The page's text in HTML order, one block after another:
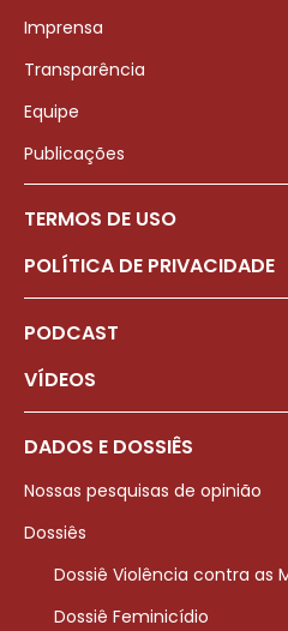
Imprensa
Transparência
Equipe
Publicações
TERMOS DE USO
POLÍTICA DE PRIVACIDADE
PODCAST
VÍDEOS
DADOS E DOSSIÊS
Nossas pesquisas de opinião
Dossiês
Dossiê Violência contra as
Dossiê Feminicídio